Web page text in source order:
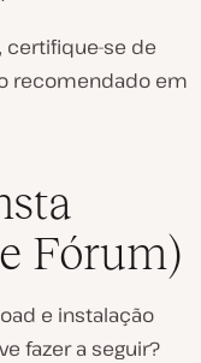
certifique-se de
recomendado em
Fórum)
e instalação
fazer a seguir?